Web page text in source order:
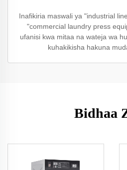
Inafikiria maswali ya "industrial
"commercial laundry press
ufanisi kwa mitaa na wateja wa
kuhakikisha hakuna
Bidhaa